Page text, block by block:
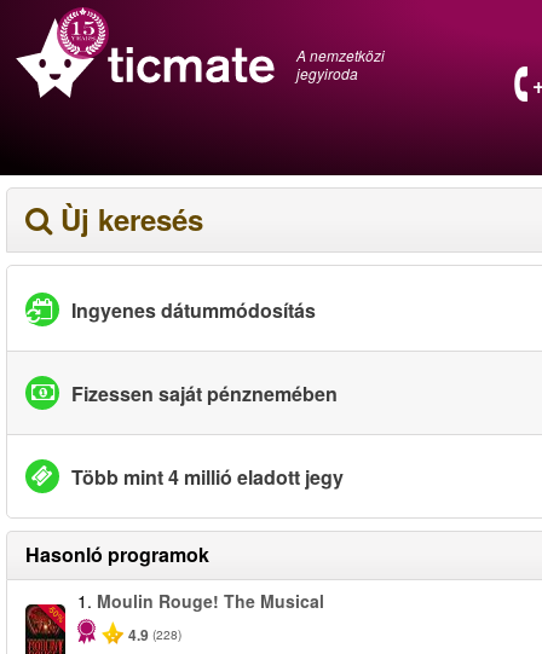
A nemzetközi
jegyiroda
Ùj keresés
Ingyenes dátummódosítás
Fizessen saját pénznemében
Több mint 4 millió eladott jegy
Hasonló programok
-50%
1. Moulin Rouge! The Musical
4.9 (228)